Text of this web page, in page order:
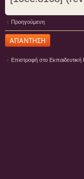
Προηγούμενη
Δημιουργία
απάντησης
Επιστροφή στο